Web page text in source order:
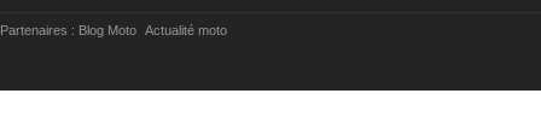
Partenaires : Blog Moto Actualité moto